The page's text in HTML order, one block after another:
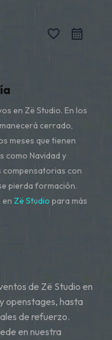
favorite_border
en Zë Studio. En los
cerrado,
meses que tienen
como Navidad y
compensatorias con
pierda formación.
en Zë Studio para más
de Zë Studio en
openstages, hasta
de refuerzo.
en nuestra